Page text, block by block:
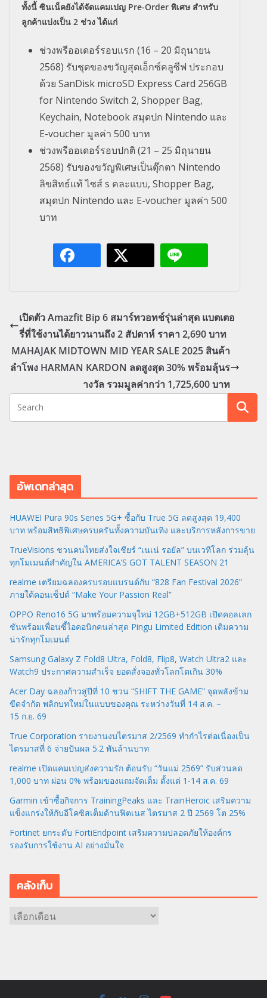
ทั้งนี้ ซินเน็คยังได้จัดแคมเปญ Pre-Order พิเศษ สำหรับ
ลูกค้าแบ่งเป็น 2 ช่วง ได้แก่
ช่วงพรีออเดอร์รอบแรก (16 – 20 มิถุนายน
2568) รับชุดของขวัญสุดเอ็กซ์คลูซีฟ ประกอบ
ด้วย SanDisk microSD Express Card 256GB
for Nintendo Switch 2, Shopper Bag,
Keychain, Notebook สมุดปก Nintendo และ
E-voucher มูลค่า 500 บาท
ช่วงพรีออเดอร์รอบปกติ (21 – 25 มิถุนายน
2568) รับของขวัญพิเศษเป็นตุ๊กตา Nintendo
ลิขสิทธ์แท้ ไซส์ s คละแบบ, Shopper Bag,
สมุดปก Nintendo และ E-voucher มูลค่า 500
บาท
เปิดตัว Amazfit Bip 6 สมาร์ทวอทช์รุ่นล่าสุด แบตเตอ
รี่ที่ใช้งานได้ยาวนานถึง 2 สัปดาห์ ราคา 2,690 บาท
MAHAJAK MIDTOWN MID YEAR SALE 2025 สินค้า
ลำโพง HARMAN KARDON ลดสูงสุด 30% พร้อมลุ้นร
างวัล รวมมูลค่ากว่า 1,725,600 บาท
อัพเดทล่าสุด
HUAWEI Pura 90s Series 5G+ ซื้อกับ True 5G ลดสูงสุด 19,400
บาท พร้อมสิทธิพิเศษครบครันทั้งความบันเทิง และบริการหลังการขาย
TrueVisions ชวนคนไทยส่งใจเชียร์ “เนเน่ รอยัล” บนเวทีโลก ร่วมลุ้น
ทุกโมเมนต์สำคัญใน AMERICA’S GOT TALENT SEASON 21
realme เตรียมฉลองครบรอบแบรนด์กับ “828 Fan Festival 2026”
ภายใต้คอนเซ็ปต์ “Make Your Passion Real”
OPPO Reno16 5G มาพร้อมความจุใหม่ 12GB+512GB เปิดคอลเลก
ชันพร้อมเพื่อนซี้ไอคอนิกคนล่าสุด Pingu Limited Edition เติมความ
น่ารักทุกโมเมนต์
Samsung Galaxy Z Fold8 Ultra, Fold8, Flip8, Watch Ultra2 และ
Watch9 ประกาศความสำเร็จ ยอดสั่งจองทั่วโลกโตเกิน 30%
Acer Day ฉลองก้าวสู่ปีที่ 10 ชวน “SHIFT THE GAME” จุดพลังข้าม
ขีดจำกัด พลิกบทใหม่ในแบบของคุณ ระหว่างวันที่ 14 ส.ค. –
15 ก.ย. 69
True Corporation รายงานงบไตรมาส 2/2569 ทำกำไรต่อเนื่องเป็น
ไตรมาสที่ 6 จ่ายปันผล 5.2 พันล้านบาท
realme เปิดแคมเปญส่งความรัก ต้อนรับ “วันแม่ 2569” รับส่วนลด
1,000 บาท ผ่อน 0% พร้อมของแถมจัดเต็ม ตั้งแต่ 1-14 ส.ค. 69
Garmin เข้าซื้อกิจการ TrainingPeaks และ TrainHeroic เสริมความ
แข็งแกร่งให้กับอีโคซิสเต็มด้านฟิตเนส ไตรมาส 2 ปี 2569 โต 25%
Fortinet ยกระดับ FortiEndpoint เสริมความปลอดภัยให้องค์กร
รองรับการใช้งาน AI อย่างมั่นใจ
คลังเก็บ